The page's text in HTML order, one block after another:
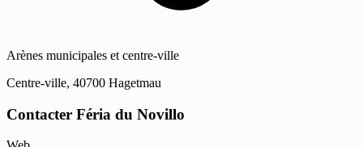
Arènes municipales et centre-ville
Centre-ville, 40700 Hagetmau
Contacter Féria du Novillo